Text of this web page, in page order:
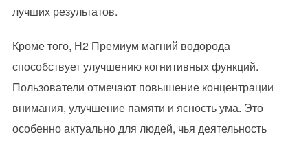
лучших результатов.
Кроме того, Н2 Премиум магний водорода
способствует улучшению когнитивных функций.
Пользователи отмечают повышение концентрации
внимания, улучшение памяти и ясность ума. Это
особенно актуально для людей, чья деятельность